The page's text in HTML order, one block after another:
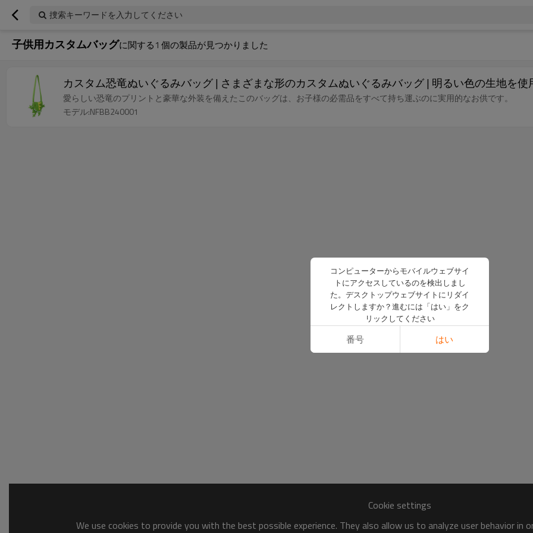
捜索キーワードを入力してください
子供用カスタムバッグに関する1 個の製品が見つかりました
カスタム恐竜ぬいぐるみバッグ | さまざまな形のカスタムぬいぐるみバッグ | 明るい色の生地を使
愛らしい恐竜のプリントと豪華な外装を備えたこのバッグは、お子様の必需品をすべて持ち運ぶのに実用的なお供です。
モデル:NFBB240001
Cookie settings
We use cookies to provide you with the best possible experience. They also allow us to analyze user behavior
コンピューターからモバイルウェブサイ
トにアクセスしているのを検出しまし
た。デスクトップウェブサイトにリダイ
レクトしますか？進むには「はい」をク
リックしてください
番号 はい